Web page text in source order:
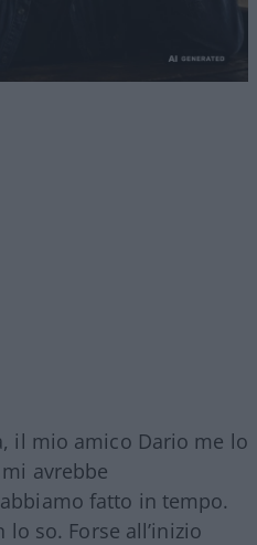
il mio amico Dario me lo
avrebbe
fatto in tempo.
lo so. Forse all’inizio